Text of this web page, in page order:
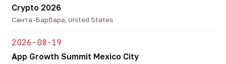
Crypto 2026
Санта-Барбара, United States
2026-08-19
App Growth Summit Mexico City